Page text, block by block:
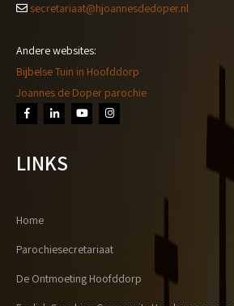
secretariaat@hjoannesdedoper.nl
Andere websites:
Bijbelse Tuin in Hoofddorp
Joannes de Doper parochie
LINKS
Home
Parochiesecretariaat
De Ontmoeting Hoofddorp